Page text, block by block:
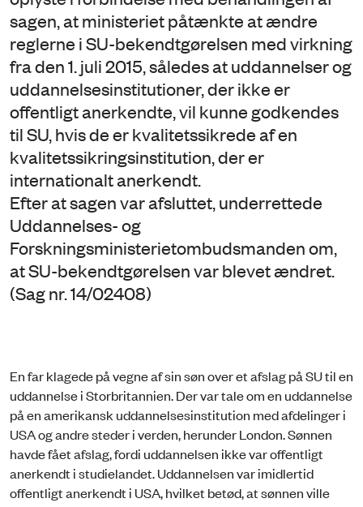
sagen, at ministeriet påtænkte at ændre
reglerne i SU-bekendtgørelsen med virkning
fra den 1. juli 2015, således at uddannelser og
uddannelsesinstitutioner, der ikke er
offentligt anerkendte, vil kunne godkendes
til SU, hvis de er kvalitetssikrede af en
kvalitetssikringsinstitution, der er
internationalt anerkendt.
Efter at sagen var afsluttet, underrettede
Uddannelses- og
Forskningsministerietombudsmanden om,
at SU-bekendtgørelsen var blevet ændret.
(Sag nr. 14/02408)
En far klagede på vegne af sin søn over et afslag på SU til en
uddannelse i Storbritannien. Der var tale om en uddannelse
på en amerikansk uddannelsesinstitution med afdelinger i
USA og andre steder i verden, herunder London. Sønnen
havde fået afslag, fordi uddannelsen ikke var offentligt
anerkendt i studielandet. Uddannelsen var imidlertid
offentligt anerkendt i USA, hvilket betød, at sønnen ville